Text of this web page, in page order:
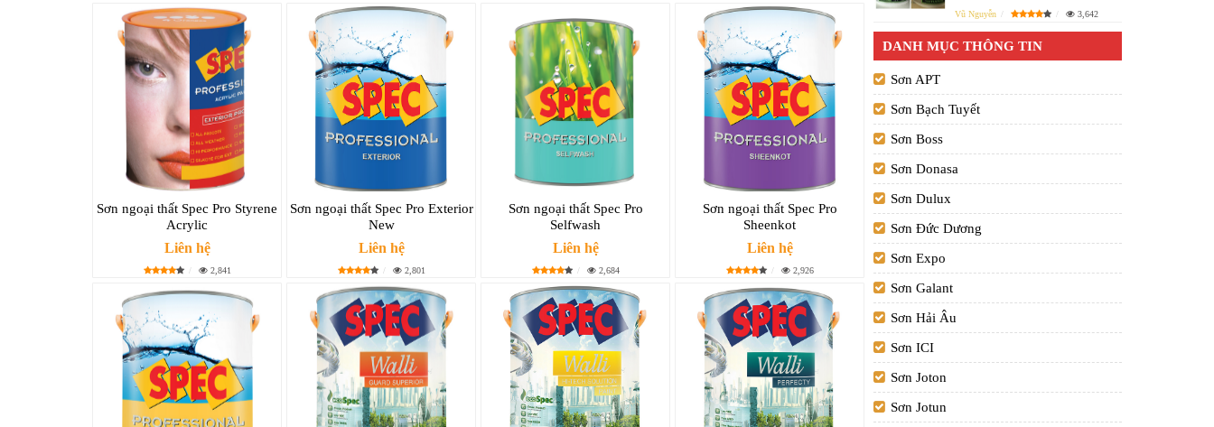
Sơn ngoại thất Spec Pro Styrene
Acrylic
Liên hệ
2,841
Sơn ngoại thất Spec Pro Exterior
New
Liên hệ
2,801
Sơn ngoại thất Spec Pro
Selfwash
Liên hệ
2,684
Sơn ngoại thất Spec Pro
Sheenkot
Liên hệ
2,926
Vũ Nguyễn 3,642
DANH MỤC THÔNG TIN
Sơn APT
Sơn Bạch Tuyết
Sơn Boss
Sơn Donasa
Sơn Dulux
Sơn Đức Dương
Sơn Expo
Sơn Galant
Sơn Hải Âu
Sơn ICI
Sơn Joton
Sơn Jotun